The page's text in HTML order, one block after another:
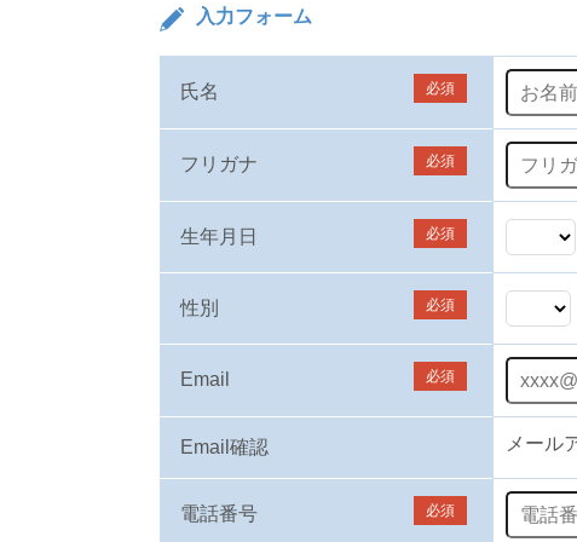
入力フォーム
氏名 必須
フリガナ 必須
生年月日 必須
性別 必須
Email 必須
Email確認 メール
電話番号 必須